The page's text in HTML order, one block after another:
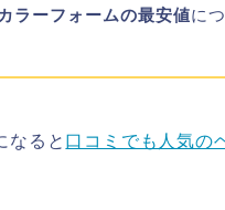
ラーフォームの最安値に
なると 口コミでも人気の